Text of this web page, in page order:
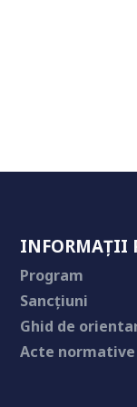
INFORMAȚII
Program
Sancțiuni
Ghid de
Acte normative